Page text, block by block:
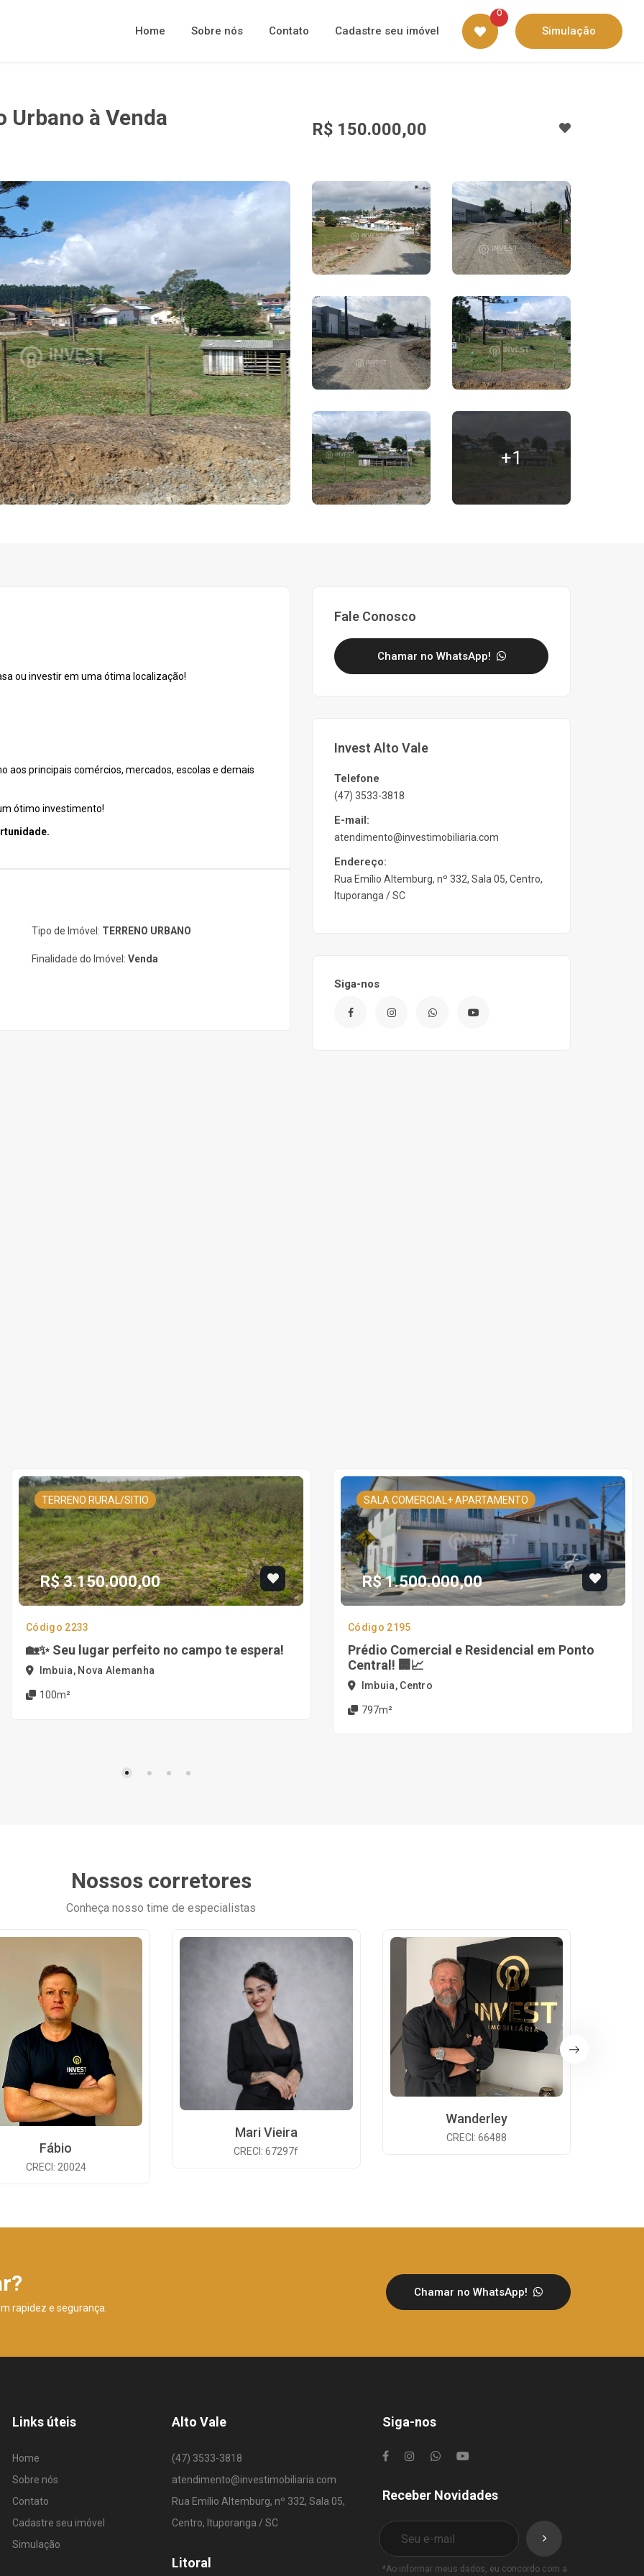
Home Sobre nós Contato Cadastre seu imóvel
0
Simulação
à Venda R$ 150.000,00
+1
ou investir em uma ótima localização!
aos principais comércios, mercados, escolas e demais
ótimo investimento!
Tipo de Imóvel: TERRENO URBANO
Finalidade do Imóvel: Venda
Fale Conosco
Chamar no WhatsApp!
Invest Alto Vale
Telefone
(47) 3533-3818
E-mail:
atendimento@investimobiliaria.com
Endereço:
Rua Emílio Altemburg, nº 332, Sala 05, Centro,
Ituporanga / SC
Siga-nos
TERRENO RURAL/SITIO
R$ 3.150.000,00
Código 2233
🏡✨ Seu lugar perfeito no campo te espera!
Imbuia, Nova Alemanha
100m²
SALA COMERCIAL+ APARTAMENTO
R$ 1.500.000,00
Código 2195
Prédio Comercial e Residencial em Ponto
Central! 🏢📈
Imbuia, Centro
797m²
Nossos corretores
Conheça nosso time de especialistas
Fábio
CRECI: 20024
Mari Vieira
CRECI: 67297f
Wanderley
CRECI: 66488
rapidez e segurança.
Chamar no WhatsApp!
Links úteis
Home
Sobre nós
Contato
Cadastre seu imóvel
Simulação
Alto Vale
(47) 3533-3818
atendimento@investimobiliaria.com
Rua Emílio Altemburg, nº 332, Sala 05,
Centro, Ituporanga / SC
Litoral
Siga-nos
Receber Novidades
*Ao informar meus dados, eu concordo com a